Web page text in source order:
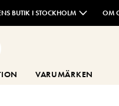
BUTIK I STOCKHOLM OM
VARUMÄRKEN